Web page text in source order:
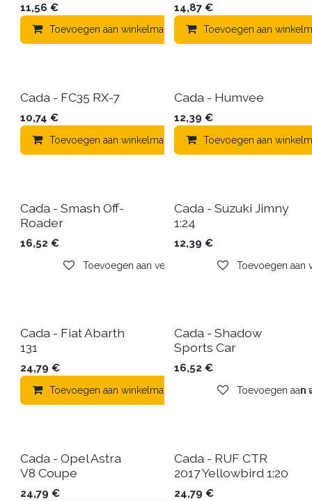
11,56 €
Toevoegen aan winkelmandje Toevoegen
14,87€
Toevoegen aan
Cada - FC35 RX-7
10,74 €
Toevoegen aan winkelmandje Toevoegen
Cada - Humvee
12,39 €
Toevoegen aan
Cada - Smash Off-
Roader
16,52 €
Toevoegen aan verlanglijst
Cada - Suzuki Jimny
1:24
12,39 €
Toevoegen aan
Cada - Fiat Abarth
131
24,79 €
Toevoegen aan winkelmandje Toevoegen
Cada - Shadow
Sports Car
16,52 €
Toevoegen aan
Cada - Opel Astra
V8 Coupe
24,79 €
Cada - RUF CTR
2017 Yellowbird 1:20
24,79 €